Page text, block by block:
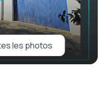
les photos